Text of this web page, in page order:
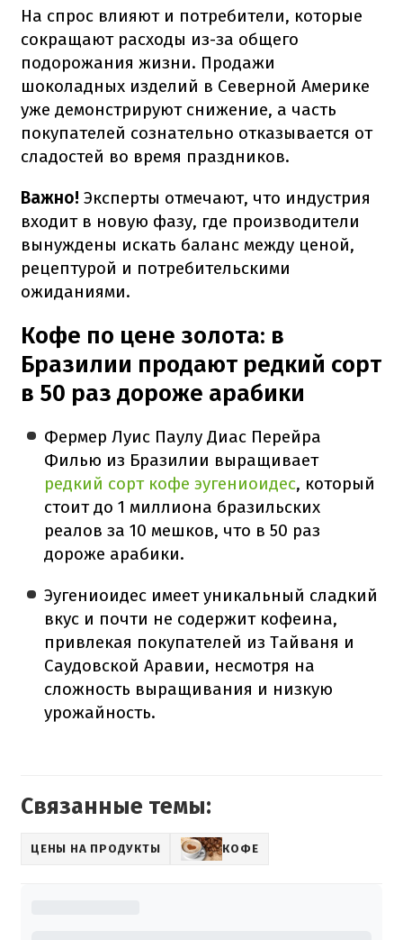
На спрос влияют и потребители, которые
сокращают расходы из-за общего
подорожания жизни. Продажи
шоколадных изделий в Северной Америке
уже демонстрируют снижение, а часть
покупателей сознательно отказывается от
сладостей во время праздников.
Важно! Эксперты отмечают, что индустрия
входит в новую фазу, где производители
вынуждены искать баланс между ценой,
рецептурой и потребительскими
ожиданиями.
Кофе по цене золота: в
Бразилии продают редкий сорт
в 50 раз дороже арабики
Фермер Луис Паулу Диас Перейра
Филью из Бразилии выращивает
редкий сорт кофе эугениоидес, который
стоит до 1 миллиона бразильских
реалов за 10 мешков, что в 50 раз
дороже арабики.
Эугениоидес имеет уникальный сладкий
вкус и почти не содержит кофеина,
привлекая покупателей из Тайваня и
Саудовской Аравии, несмотря на
сложность выращивания и низкую
урожайность.
Связанные темы:
ЦЕНЫ НА ПРОДУКТЫ КОФЕ